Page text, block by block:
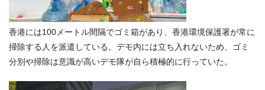
香港には100メートル間隔でゴミ箱があり、香港環境保護署が常に
掃除する人を派遣している。デモ内には立ち入れないため、ゴミ
分別や掃除は意識が高いデモ隊が自ら積極的に行っていた。